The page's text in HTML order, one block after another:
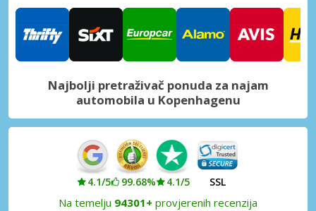
Najbolji pretraživač ponuda za najam
automobila u Kopenhagenu
4.1/5 99.68% 4.1/5 SSL
Na temelju 94301+ provjerenih recenzija